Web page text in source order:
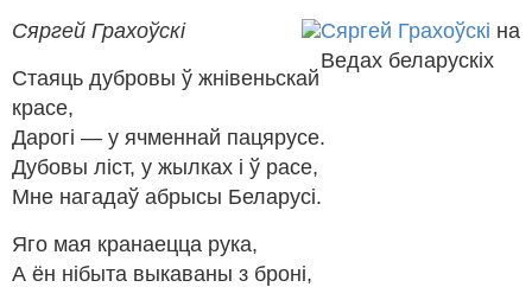
Сяргей Грахоўскі Сяргей Грахоўскі на
Ведах беларускіх
Стаяць дубровы ў жнівеньскай
красе,
Дарогі — у ячменнай пацярусе.
Дубовы ліст, у жылках і ў pace,
Мне нагадаў абрысы Беларусі.
Яго мая кранаецца рука,
А ён нібыта выкаваны з броні,